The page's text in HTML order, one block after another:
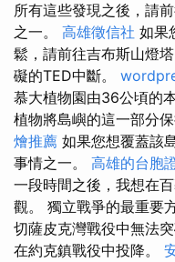
所有這些發現之後，請
之一。 高雄徵信社 如果
鬆，請前往吉布斯山燈
礙的TED中斷。
慕大植物園由36公頃的
植物將島嶼的這一部分
燴推薦 如果您想覆蓋該
事情之一。 高雄的台胞
一段時間之後，我想在
觀。 獨立戰爭的最重要
切薩皮克灣戰役中無法
在約克鎮戰役中投降。